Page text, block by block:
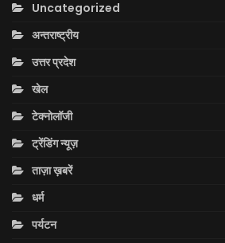
Uncategorized
अन्तराष्ट्रीय
उत्तर प्रदेश
खेल
टेक्नोलॉजी
ट्रेंडिंग न्यूज़
ताज़ा ख़बरें
धर्म
पर्यटन